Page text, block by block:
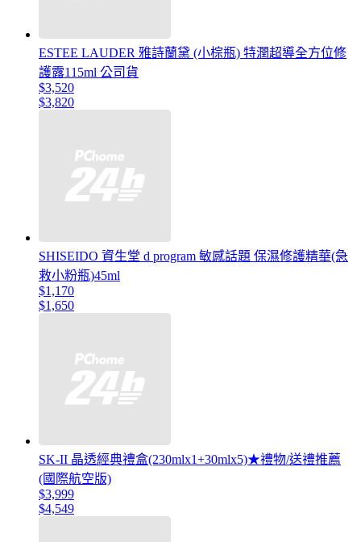
ESTEE LAUDER 雅詩蘭黛 (小棕瓶) 特潤超導全方位修
護露115ml 公司貨
$3,520
$3,820
SHISEIDO 資生堂 d program 敏感話題 保濕修護精華(急
救小粉瓶)45ml
$1,170
$1,650
SK-II 晶透經典禮盒(230mlx1+30mlx5)★禮物/送禮推薦
(國際航空版)
$3,999
$4,549